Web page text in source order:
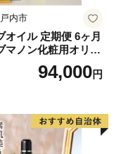
内市
オイル 定期便 6ヶ月
マノン化粧用オリー
200ml オリーブ オ
スキンケア 化粧用
94,000円